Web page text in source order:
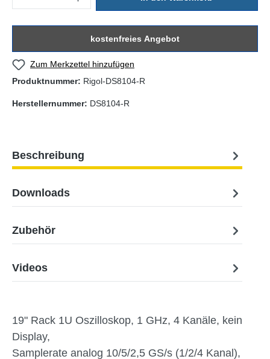
kostenfreies Angebot
Zum Merkzettel hinzufügen
Produktnummer: Rigol-DS8104-R
Herstellernummer: DS8104-R
Beschreibung
Downloads
Zubehör
Videos
19" Rack 1U Oszilloskop, 1 GHz, 4 Kanäle, kein
Display,
Samplerate analog 10/5/2,5 GS/s (1/2/4 Kanal),